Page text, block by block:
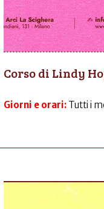
Corso di Lindy
Giorni e orari: Tutti i